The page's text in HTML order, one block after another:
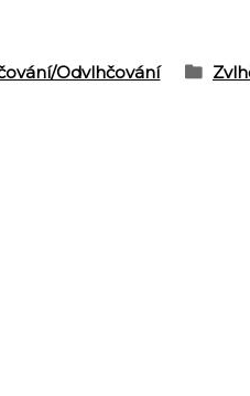
Odvlhčování